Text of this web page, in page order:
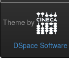
Theme by
DSpace Software